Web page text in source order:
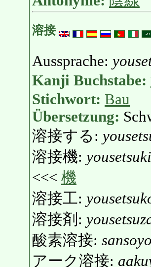
溶接
Aussprache:
Kanji Buchstabe:
Stichwort: Bau
Übersetzung:
溶接する:
溶接機: yousetsuki
<<< 機
溶接工:
溶接剤:
酸素溶接:
アーク溶接: